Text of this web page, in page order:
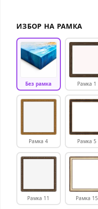
ИЗБОР НА РАМКА
Без рамка Рамка 1
Рамка 4 Рамка 5
Рамка 11 Рамка 15